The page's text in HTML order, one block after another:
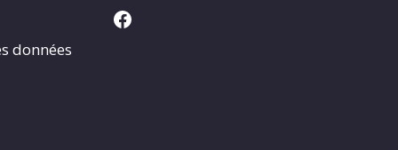
données
Facebook